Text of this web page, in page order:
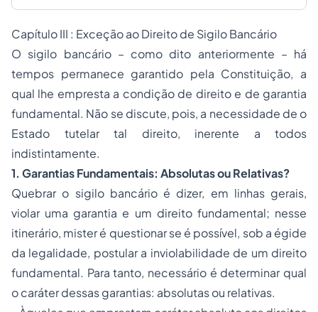
Capítulo III : Exceção ao Direito de Sigilo Bancário
O sigilo bancário – como dito anteriormente – há
tempos permanece garantido pela Constituição, a
qual lhe empresta a condição de direito e de garantia
fundamental. Não se discute, pois, a necessidade de o
Estado tutelar tal direito, inerente a todos
indistintamente.
1. Garantias Fundamentais: Absolutas ou Relativas?
Quebrar o sigilo bancário é dizer, em linhas gerais,
violar uma garantia e um direito fundamental; nesse
itinerário, mister é questionar se é possível, sob a égide
da legalidade, postular a inviolabilidade de um direito
fundamental. Para tanto, necessário é determinar qual
o caráter dessas garantias: absolutas ou relativas.